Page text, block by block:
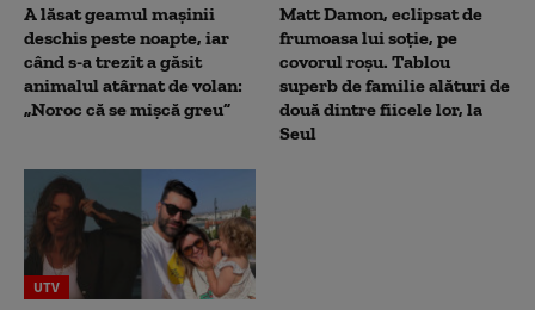
A lăsat geamul mașinii
deschis peste noapte, iar
când s-a trezit a găsit
animalul atârnat de volan:
„Noroc că se mișcă greu”
Matt Damon, eclipsat de
frumoasa lui soție, pe
covorul roșu. Tablou
superb de familie alături de
două dintre fiicele lor, la
Seul
UTV